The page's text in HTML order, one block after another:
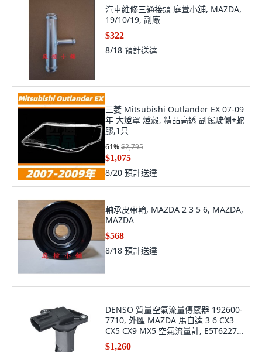
汽車維修三通接頭 庭萱小舖, MAZDA,
19/10/19, 副廠
$322
8/18 預計送達
三菱 Mitsubishi Outlander EX 07-09
年 大燈罩 燈殼, 精品高透 副駕駛側+蛇
膠,1只
61%$2,795
$1,075
8/20 預計送達
軸承皮帶輪, MAZDA 2 3 5 6, MAZDA,
MAZDA
$568
8/18 預計送達
DENSO 質量空氣流量傳感器 192600-
7710, 外匯 MAZDA 馬自達 3 6 CX3
CX5 CX9 MX5 空氣流量計, E5T62271,
MAZDA
$1,260